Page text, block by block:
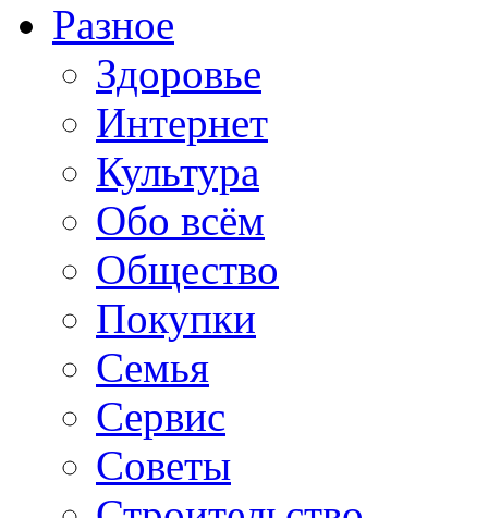
Разное
Здоровье
Интернет
Культура
Обо всём
Общество
Покупки
Семья
Сервис
Советы